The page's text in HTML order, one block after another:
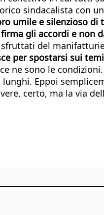
sindacalista con
umile e silenzioso
gli accordi e non
sfruttati del
per spostarsi sui
ne sono le
Eppoi
certo, ma la via